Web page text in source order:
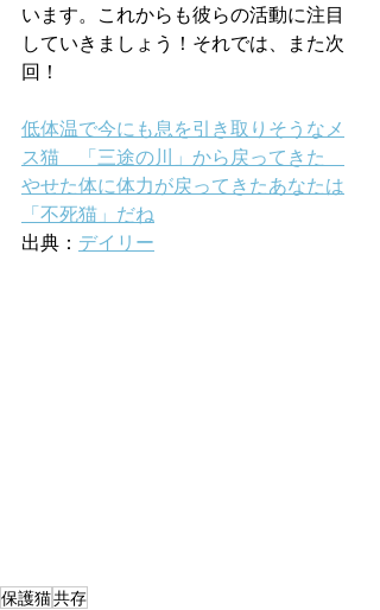
います。これからも彼らの活動に注目
していきましょう！それでは、また次
回！
低体温で今にも息を引き取りそうなメ
ス猫　「三途の川」から戻ってきた
やせた体に体力が戻ってきたあなたは
「不死猫」だね
出典： デイリー
保護猫共存